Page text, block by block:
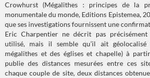
Crowhurst (Mégalithes : principes de la
monumentale du monde, Editions Epistemea,
que ses investigations fournissent une
Eric Charpentier ne décrit pas
utilisé, mais il semble qu’il ait géolocalisé
mégalithes et des églises et chapelle) à
publie des distances mesurées entre ces
chaque couple de site, deux distances